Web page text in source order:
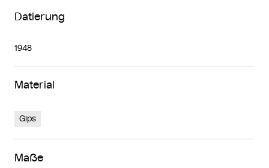
Datierung
1948
Material
Gips
Maße